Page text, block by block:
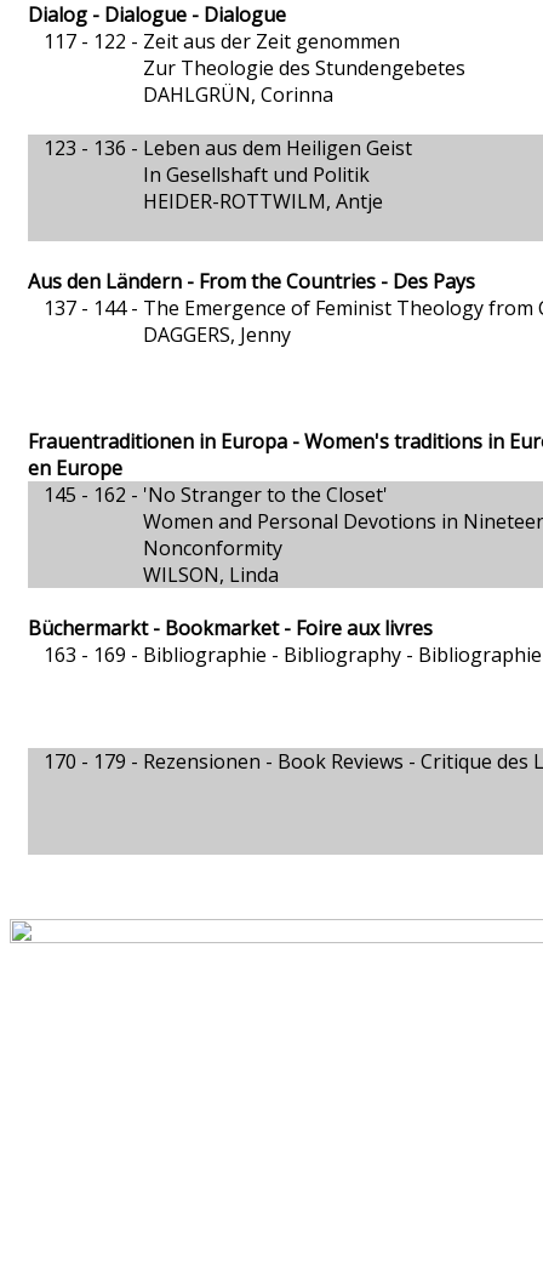
Dialog - Dialogue - Dialogue
117 - 122 - Zeit aus der Zeit genommen
Zur Theologie des Stundengebetes
DAHLGRÜN, Corinna
123 - 136 - Leben aus dem Heiligen Geist
In Gesellshaft und Politik
HEIDER-ROTTWILM, Antje
Aus den Ländern - From the Countries - Des Pays
137 - 144 - The Emergence of Feminist Theology
DAGGERS, Jenny
Frauentraditionen in Europa - Women's traditions in
en Europe
145 - 162 - 'No Stranger to the Closet'
Women and Personal Devotions in
Nonconformity
WILSON, Linda
Büchermarkt - Bookmarket - Foire aux livres
163 - 169 - Bibliographie - Bibliography - Bibliographie
170 - 179 - Rezensionen - Book Reviews - Critique des